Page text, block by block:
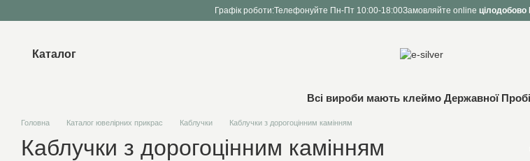
Графік роботи:Телефонуйте Пн-Пт 10:00-18:00Замовляйте online цілодобово
Каталог
Всі вироби мають клеймо Державної
Головна Каталог ювелірних прикрас Каблучки Каблучки з дорогоцінним камінням
Каблучки з дорогоцінним камінням